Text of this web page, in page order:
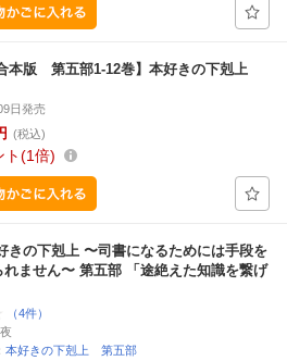
合本版 第五部1-12巻】本好きの下剋上
日発売
(税込)
ト 1倍
きの下剋上 〜司書になるためには手段を
れません〜 第五部 「途絶えた知識を繋げ
（4件）
本好きの下剋上 第五部